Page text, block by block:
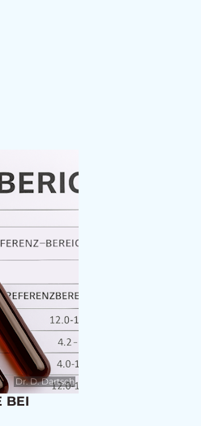
Dr. D. Dartsch
BEI